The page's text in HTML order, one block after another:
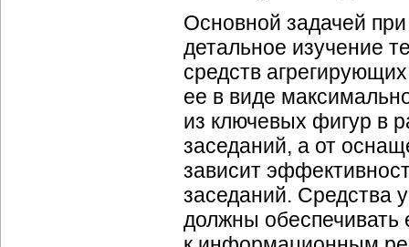
Основной задачей
детальное изучение
средств
ее в виде
из ключевых фигур в
заседаний, а от
зависит
заседаний. Средства
должны обеспечивать